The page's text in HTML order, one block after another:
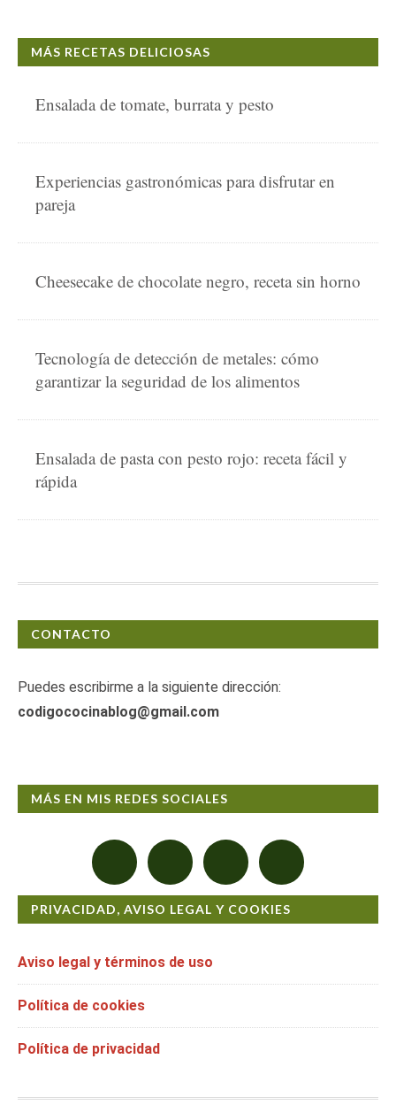
MÁS RECETAS DELICIOSAS
Ensalada de tomate, burrata y pesto
Experiencias gastronómicas para disfrutar en
pareja
Cheesecake de chocolate negro, receta sin horno
Tecnología de detección de metales: cómo
garantizar la seguridad de los alimentos
Ensalada de pasta con pesto rojo: receta fácil y
rápida
CONTACTO
Puedes escribirme a la siguiente dirección:
codigococinablog@gmail.com
MÁS EN MIS REDES SOCIALES
PRIVACIDAD, AVISO LEGAL Y COOKIES
Aviso legal y términos de uso
Política de cookies
Política de privacidad